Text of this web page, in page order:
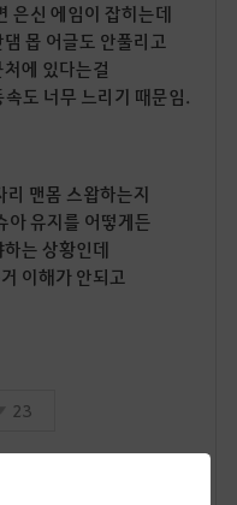
은신 에임이 잡히는데
몹 어글도 안풀리고
에 있다는걸
도 너무 느리기 때문임.
리 맨몸 스왑하는지
아 유지를 어떻게든
는 상황인데
이해가 안되고
23